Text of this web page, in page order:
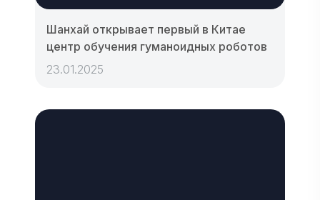
Шанхай открывает первый в Китае
центр обучения гуманоидных роботов
23.01.2025